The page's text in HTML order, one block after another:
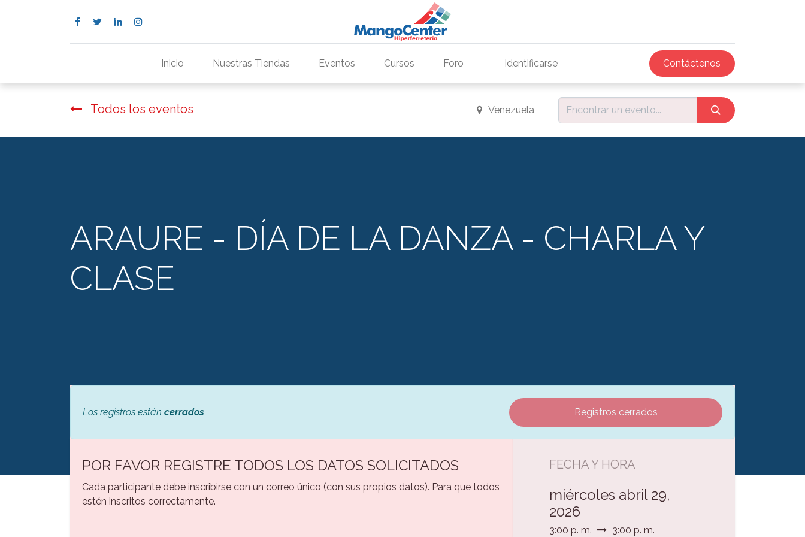
Inicio Nuestras Tiendas Eventos Cursos Foro Identificarse Contáctenos
Todos los eventos Venezuela
ARAURE - DÍA DE LA DANZA - CHARLA Y
CLASE
Los registros están cerrados Registros cerrados
POR FAVOR REGISTRE TODOS LOS DATOS SOLICITADOS
Cada participante debe inscribirse con un correo único (con sus propios datos). Para que todos
estén inscritos correctamente.
FECHA Y HORA
miércoles abril 29,
2026
3:00 p. m. 3:00 p. m.